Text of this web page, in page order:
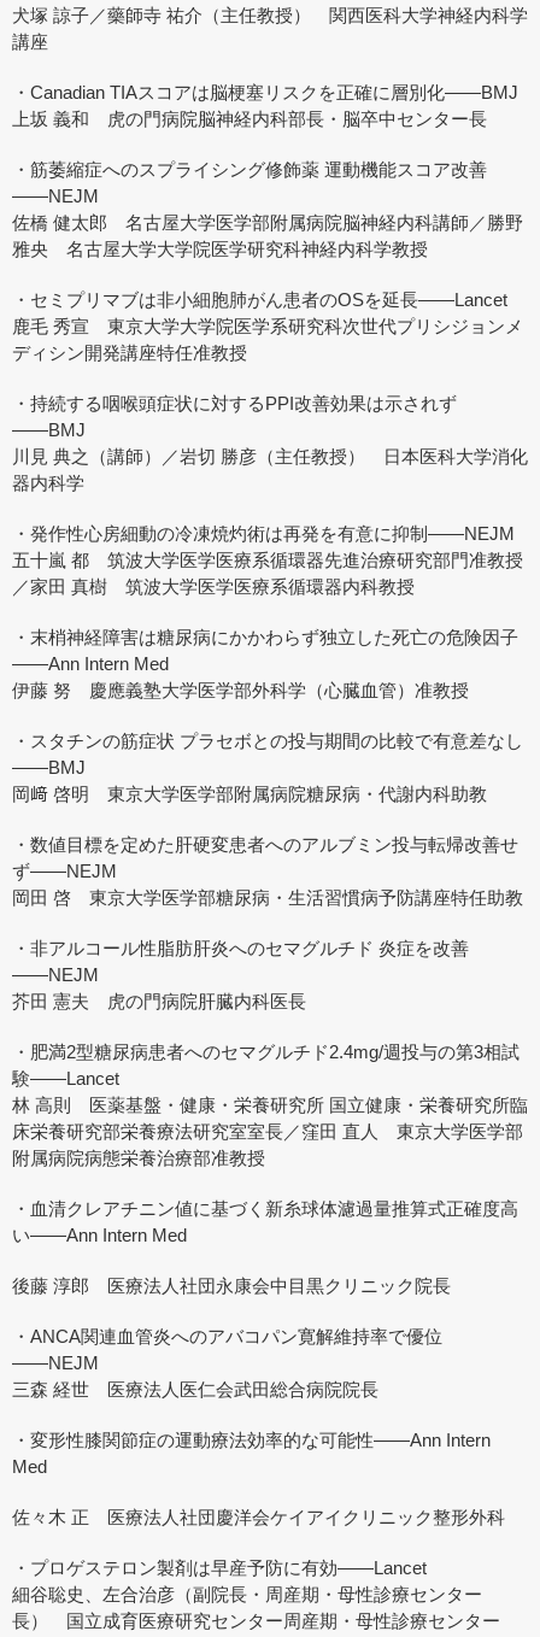
犬塚 諒子／藥師寺 祐介（主任教授） 関西医科大学神経内科学
講座
・Canadian TIAスコアは脳梗塞リスクを正確に層別化――BMJ
上坂 義和 虎の門病院脳神経内科部長・脳卒中センター長
・筋萎縮症へのスプライシング修飾薬 運動機能スコア改善
――NEJM
佐橋 健太郎 名古屋大学医学部附属病院脳神経内科講師／勝野
雅央 名古屋大学大学院医学研究科神経内科学教授
・セミプリマブは非小細胞肺がん患者のOSを延長――Lancet
鹿毛 秀宣 東京大学大学院医学系研究科次世代プリシジョンメ
ディシン開発講座特任准教授
・持続する咽喉頭症状に対するPPI改善効果は示されず
――BMJ
川見 典之（講師）／岩切 勝彦（主任教授） 日本医科大学消化
器内科学
・発作性心房細動の冷凍焼灼術は再発を有意に抑制――NEJM
五十嵐 都 筑波大学医学医療系循環器先進治療研究部門准教授
／家田 真樹 筑波大学医学医療系循環器内科教授
・末梢神経障害は糖尿病にかかわらず独立した死亡の危険因子
――Ann Intern Med
伊藤 努 慶應義塾大学医学部外科学（心臓血管）准教授
・スタチンの筋症状 プラセボとの投与期間の比較で有意差なし
――BMJ
岡﨑 啓明 東京大学医学部附属病院糖尿病・代謝内科助教
・数値目標を定めた肝硬変患者へのアルブミン投与転帰改善せ
ず――NEJM
岡田 啓 東京大学医学部糖尿病・生活習慣病予防講座特任助教
・非アルコール性脂肪肝炎へのセマグルチド 炎症を改善
――NEJM
芥田 憲夫 虎の門病院肝臓内科医長
・肥満2型糖尿病患者へのセマグルチド2.4mg/週投与の第3相試
験――Lancet
林 高則 医薬基盤・健康・栄養研究所 国立健康・栄養研究所臨
床栄養研究部栄養療法研究室室長／窪田 直人 東京大学医学部
附属病院病態栄養治療部准教授
・血清クレアチニン値に基づく新糸球体濾過量推算式正確度高
い――Ann Intern Med
後藤 淳郎 医療法人社団永康会中目黒クリニック院長
・ANCA関連血管炎へのアバコパン寛解維持率で優位
――NEJM
三森 経世 医療法人医仁会武田総合病院院長
・変形性膝関節症の運動療法効率的な可能性――Ann Intern
Med
佐々木 正 医療法人社団慶洋会ケイアイクリニック整形外科
・プロゲステロン製剤は早産予防に有効――Lancet
細谷聡史、左合治彦（副院長・周産期・母性診療センター
長） 国立成育医療研究センター周産期・母性診療センター